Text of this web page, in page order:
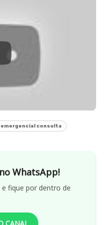
emergencial consulta
WhatsApp!
fique por dentro de